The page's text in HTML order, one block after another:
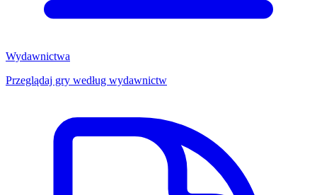
Wydawnictwa
Przeglądaj gry według wydawnictw